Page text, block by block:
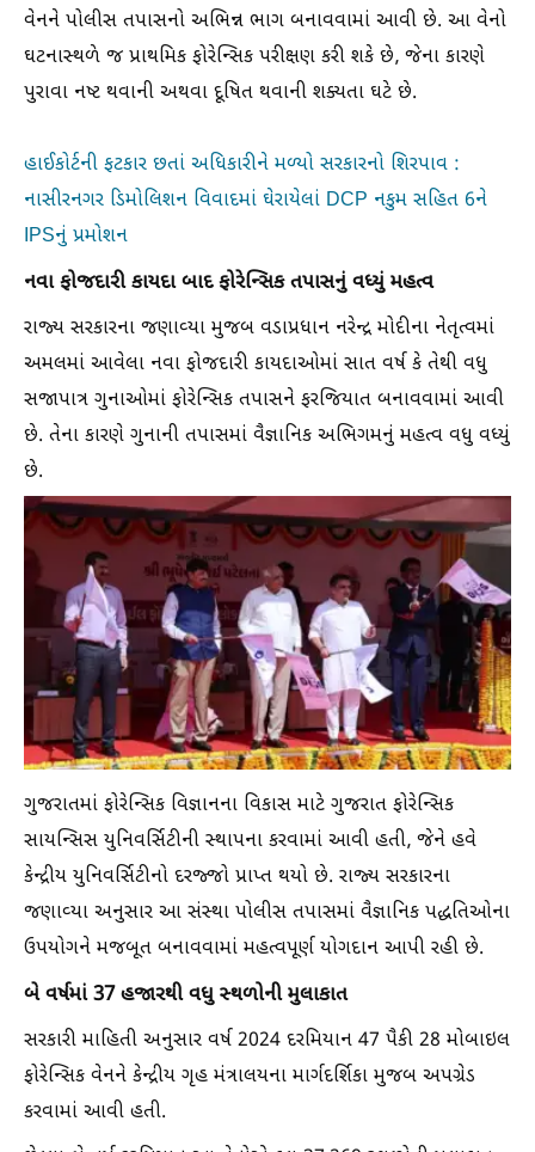
વેનને પોલીસ તપાસનો અભિન્ન ભાગ બનાવવામાં આવી છે. આ વેનો
ઘટનાસ્થળે જ પ્રાથમિક ફોરેન્સિક પરીક્ષણ કરી શકે છે, જેના કારણે
પુરાવા નષ્ટ થવાની અથવા દૂષિત થવાની શક્યતા ઘટે છે.
હાઈકોર્ટની ફટકાર છતાં અધિકારીને મળ્યો સરકારનો શિરપાવ :
નાસીરનગર ડિમોલિશન વિવાદમાં ઘેરાયેલાં DCP નકુમ સહિત 6ને
IPSનું પ્રમોશન
નવા ફોજદારી કાયદા બાદ ફોરેન્સિક તપાસનું વધ્યું મહત્વ
રાજ્ય સરકારના જણાવ્યા મુજબ વડાપ્રધાન નરેન્દ્ર મોદીના નેતૃત્વમાં
અમલમાં આવેલા નવા ફોજદારી કાયદાઓમાં સાત વર્ષ કે તેથી વધુ
સજાપાત્ર ગુનાઓમાં ફોરેન્સિક તપાસને ફરજિયાત બનાવવામાં આવી
છે. તેના કારણે ગુનાની તપાસમાં વૈજ્ઞાનિક અભિગમનું મહત્વ વધુ વધ્યું
છે.
ગુજરાતમાં ફોરેન્સિક વિજ્ઞાનના વિકાસ માટે ગુજરાત ફોરેન્સિક
સાયન્સિસ યુનિવર્સિટીની સ્થાપના કરવામાં આવી હતી, જેને હવે
કેન્દ્રીય યુનિવર્સિટીનો દરજ્જો પ્રાપ્ત થયો છે. રાજ્ય સરકારના
જણાવ્યા અનુસાર આ સંસ્થા પોલીસ તપાસમાં વૈજ્ઞાનિક પદ્ધતિઓના
ઉપયોગને મજબૂત બનાવવામાં મહત્વપૂર્ણ યોગદાન આપી રહી છે.
બે વર્ષમાં 37 હજારથી વધુ સ્થળોની મુલાકાત
સરકારી માહિતી અનુસાર વર્ષ 2024 દરમિયાન 47 પૈકી 28 મોબાઇલ
ફોરેન્સિક વેનને કેન્દ્રીય ગૃહ મંત્રાલયના માર્ગદર્શિકા મુજબ અપગ્રેડ
કરવામાં આવી હતી.